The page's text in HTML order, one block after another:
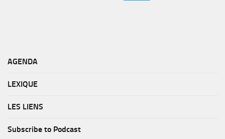
AGENDA
LEXIQUE
LES LIENS
Subscribe to Podcast